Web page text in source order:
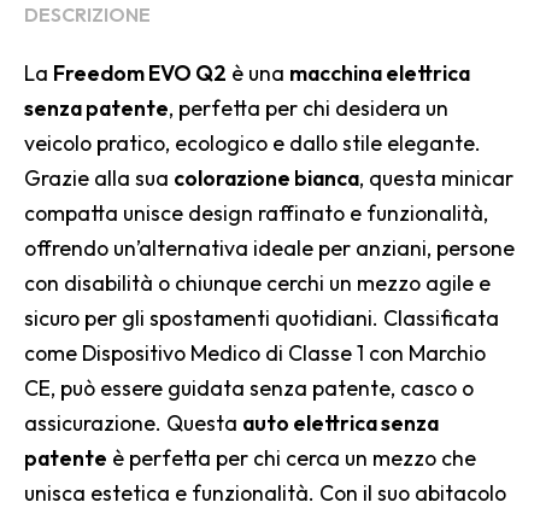
DESCRIZIONE
La Freedom EVO Q2 è una macchina elettrica
senza patente, perfetta per chi desidera un
veicolo pratico, ecologico e dallo stile elegante.
Grazie alla sua colorazione bianca, questa minicar
compatta unisce design raffinato e funzionalità,
offrendo un’alternativa ideale per anziani, persone
con disabilità o chiunque cerchi un mezzo agile e
sicuro per gli spostamenti quotidiani. Classificata
come Dispositivo Medico di Classe 1 con Marchio
CE, può essere guidata senza patente, casco o
assicurazione. Questa auto elettrica senza
patente è perfetta per chi cerca un mezzo che
unisca estetica e funzionalità. Con il suo abitacolo